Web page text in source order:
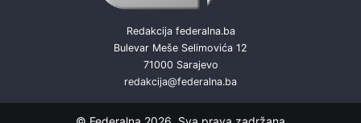
Redakcija federalna.ba
Bulevar Meše Selimovića 12
71000 Sarajevo
redakcija@federalna.ba